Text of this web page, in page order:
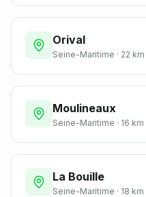
Orival
Seine-Maritime · 22 km
Moulineaux
Seine-Maritime · 16 km
La Bouille
Seine-Maritime · 18 km